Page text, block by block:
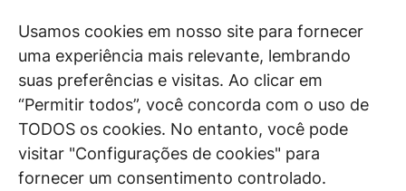
Usamos cookies em nosso site para fornecer
uma experiência mais relevante, lembrando
suas preferências e visitas. Ao clicar em
“Permitir todos”, você concorda com o uso de
TODOS os cookies. No entanto, você pode
visitar "Configurações de cookies" para
fornecer um consentimento controlado.
juristas e doutrinadores nacionais, se posicionam
diante de questões relevantes do cotidiano e
universo jurídico.